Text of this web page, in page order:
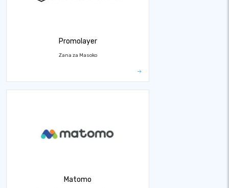
Promolayer
Zana za Masoko
Matomo